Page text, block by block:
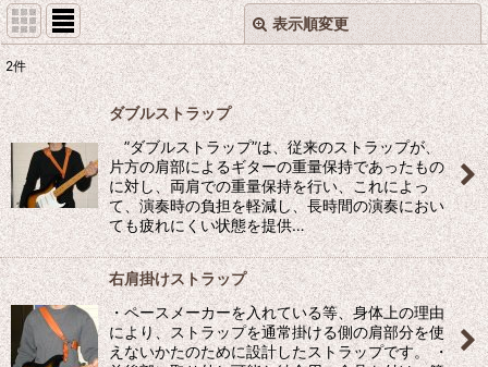
表示順変更
表示数:
在庫あり
並び順:
絞り込む
閉じる
2件
ダブルストラップ
”ダブルストラップ”は、従来のストラップが、
片方の肩部によるギターの重量保持であったもの
に対し、両肩での重量保持を行い、これによっ
て、演奏時の負担を軽減し、長時間の演奏におい
ても疲れにくい状態を提供…
右肩掛けストラップ
・ペースメーカーを入れている等、身体上の理由
により、ストラップを通常掛ける側の肩部分を使
えないかたのために設計したストラップです。 ・